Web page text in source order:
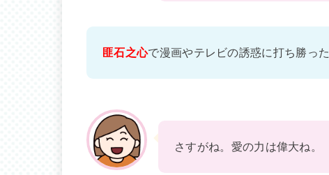
匪石之心で漫画やテレビの誘惑に打ち勝った
さすがね。愛の力は偉大ね。